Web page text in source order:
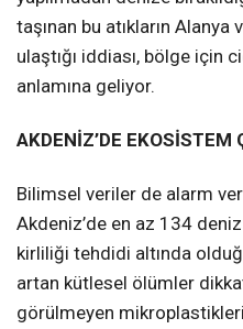
taşınan bu atıkların Alanya
ulaştığı iddiası, bölge için
anlamına geliyor.
AKDENİZ’DE EKOSİSTEM
Bilimsel veriler de alarm
Akdeniz’de en az 134
kirliliği tehdidi altında
artan kütlesel ölümler
görülmeyen